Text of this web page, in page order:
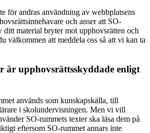
för andras användning av webbplatsens
och anser att SO-
ditt material bryter mot upphovsrätten och
välkommen att meddela oss så att vi kan ta
är upphovsrättsskyddade enligt
används som kunskapskälla, till
i skolundervisningen. Men vi vill
SO-rummets texter ska läsa dem på
eftersom SO-rummet annars inte